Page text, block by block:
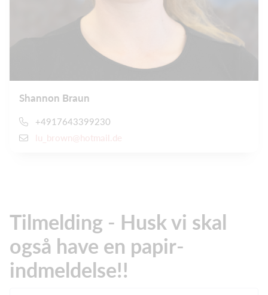
Shannon Braun
+4917643399230
lu_brown@hotmail.de
Tilmelding - Husk vi skal
også have en papir-
indmeldelse!!